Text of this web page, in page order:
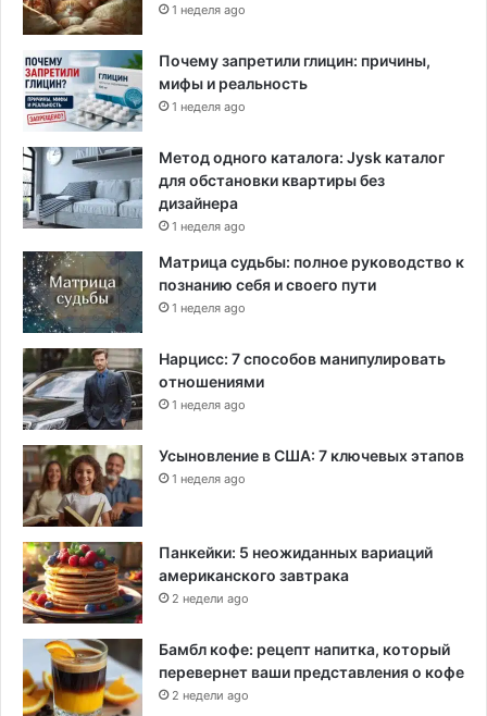
1 неделя ago
Почему запретили глицин: причины,
мифы и реальность
1 неделя ago
Метод одного каталога: Jysk каталог
для обстановки квартиры без
дизайнера
1 неделя ago
Матрица судьбы: полное руководство к
познанию себя и своего пути
1 неделя ago
Нарцисс: 7 способов манипулировать
отношениями
1 неделя ago
Усыновление в США: 7 ключевых этапов
1 неделя ago
Панкейки: 5 неожиданных вариаций
американского завтрака
2 недели ago
Бамбл кофе: рецепт напитка, который
перевернет ваши представления о кофе
2 недели ago